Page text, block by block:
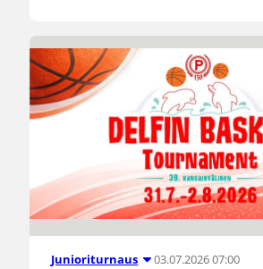
Junioriturnaus 03.07.2026 07:00